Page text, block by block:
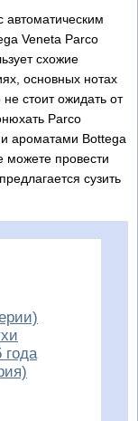
Veneta Parco
схожие
основных нотах
стоит ожидать от
Parco
ароматами Bottega
можете провести
сузить